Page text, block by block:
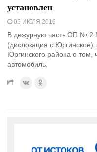
установлен
05 ИЮЛЯ 2016
В дежурную часть ОП № 2
(дислокация с.Юргинское)
Юргинского района о том,
автомобиль.